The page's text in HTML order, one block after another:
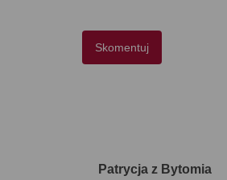
Patrycja z Bytomia